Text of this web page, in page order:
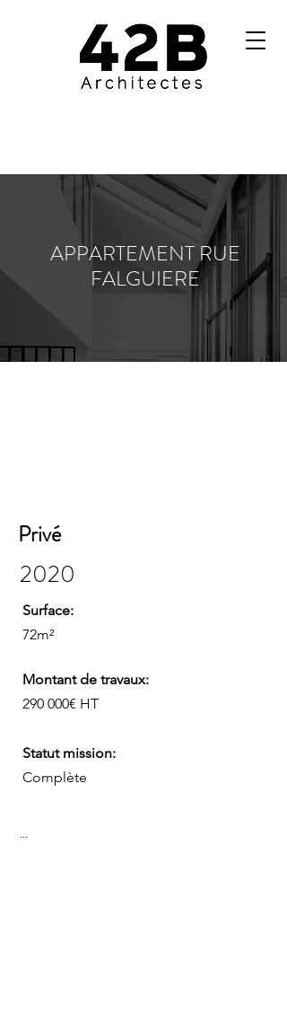
APPARTEMENT RUE
FALGUIERE
Privé
2020
Surface:
72m²
Montant de travaux:
290 000€ HT
Statut mission:
Complète
...